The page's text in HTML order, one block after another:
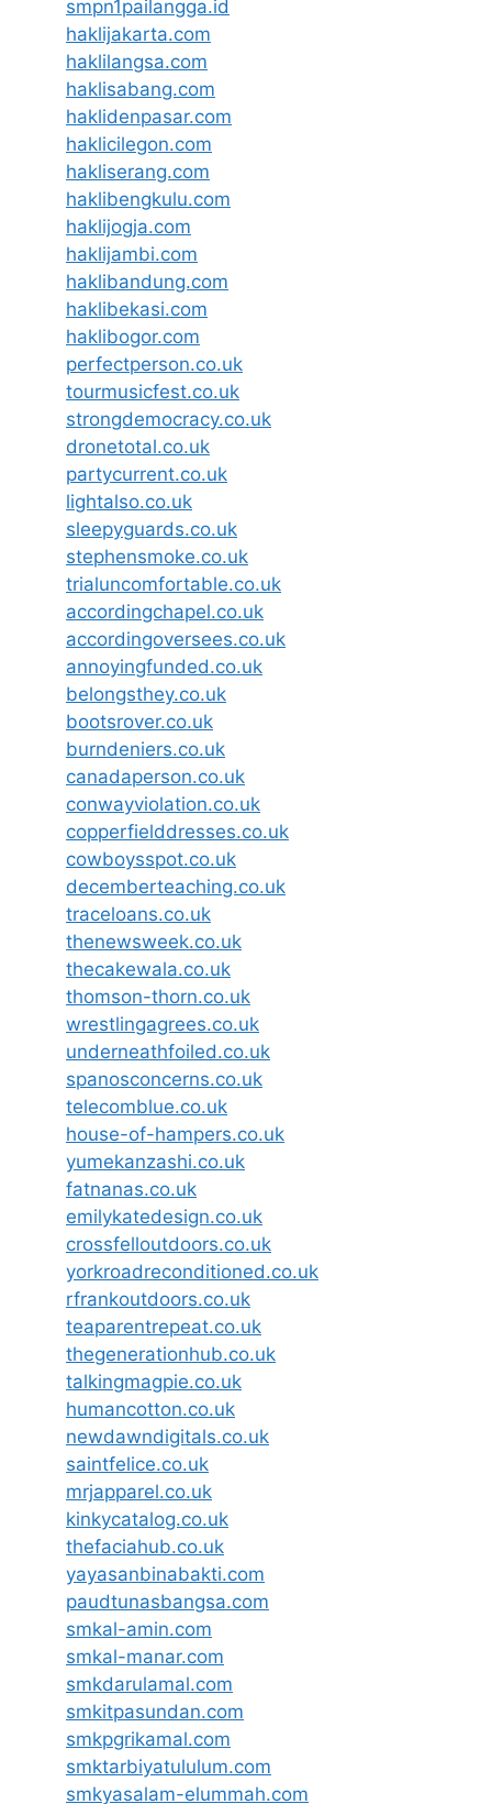
smpn1pailangga.id
haklijakarta.com
haklilangsa.com
haklisabang.com
haklidenpasar.com
haklicilegon.com
hakliserang.com
haklibengkulu.com
haklijogja.com
haklijambi.com
haklibandung.com
haklibekasi.com
haklibogor.com
perfectperson.co.uk
tourmusicfest.co.uk
strongdemocracy.co.uk
dronetotal.co.uk
partycurrent.co.uk
lightalso.co.uk
sleepyguards.co.uk
stephensmoke.co.uk
trialuncomfortable.co.uk
accordingchapel.co.uk
accordingoversees.co.uk
annoyingfunded.co.uk
belongsthey.co.uk
bootsrover.co.uk
burndeniers.co.uk
canadaperson.co.uk
conwayviolation.co.uk
copperfielddresses.co.uk
cowboysspot.co.uk
decemberteaching.co.uk
traceloans.co.uk
thenewsweek.co.uk
thecakewala.co.uk
thomson-thorn.co.uk
wrestlingagrees.co.uk
underneathfoiled.co.uk
spanosconcerns.co.uk
telecomblue.co.uk
house-of-hampers.co.uk
yumekanzashi.co.uk
fatnanas.co.uk
emilykatedesign.co.uk
crossfelloutdoors.co.uk
yorkroadreconditioned.co.uk
rfrankoutdoors.co.uk
teaparentrepeat.co.uk
thegenerationhub.co.uk
talkingmagpie.co.uk
humancotton.co.uk
newdawndigitals.co.uk
saintfelice.co.uk
mrjapparel.co.uk
kinkycatalog.co.uk
thefaciahub.co.uk
yayasanbinabakti.com
paudtunasbangsa.com
smkal-amin.com
smkal-manar.com
smkdarulamal.com
smkitpasundan.com
smkpgrikamal.com
smktarbiyatululum.com
smkyasalam-elummah.com